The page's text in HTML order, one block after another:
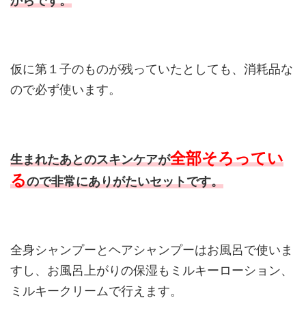
仮に第１子のものが残っていたとしても、消耗品な
ので必ず使います。
生まれたあとのスキンケアが全部そろってい
るので非常にありがたいセットです。
全身シャンプーとヘアシャンプーはお風呂で使いま
すし、お風呂上がりの保湿もミルキーローション、
ミルキークリームで行えます。